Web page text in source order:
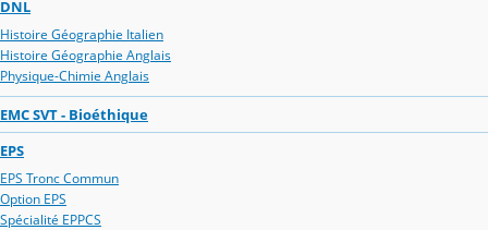
DNL
Histoire Géographie Italien
Histoire Géographie Anglais
Physique-Chimie Anglais
EMC SVT - Bioéthique
EPS
EPS Tronc Commun
Option EPS
Spécialité EPPCS